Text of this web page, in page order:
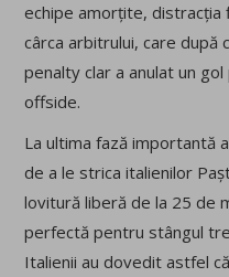
echipe amorțite, distracția
cârca arbitrului, care după
penalty clar a anulat un
offside.
La ultima fază importantă
de a le strica italienilor
lovitură liberă de la 25 de
perfectă pentru stângul
Italienii au dovedit astfel